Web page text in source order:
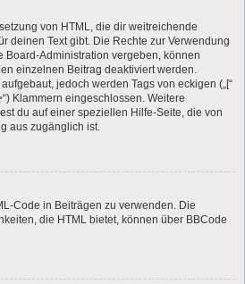
von HTML, die dir weitreichende
deinen Text gibt. Die Rechte zur Verwendung
Board-Administration vergeben, können
einzelnen Beitrag deaktiviert werden.
jedoch werden Tags von eckigen („[“
Klammern eingeschlossen. Weitere
du auf einer speziellen Hilfe-Seite, die von
aus zugänglich ist.
Code in Beiträgen zu verwenden. Die
die HTML bietet, können über BBCode